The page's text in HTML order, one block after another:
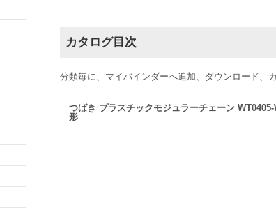
カタログ目次
分類毎に、マイバインダーへ追加、ダウンロード、
つばき プラスチックモジュラーチェーン WT0405-
形